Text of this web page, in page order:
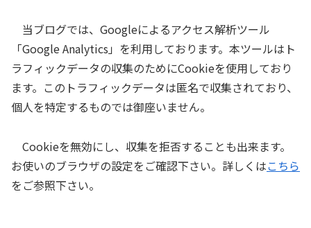
当ブログでは、Googleによるアクセス解析ツール
「Google Analytics」を利用しております。本ツールはト
ラフィックデータの収集のためにCookieを使用しており
ます。このトラフィックデータは匿名で収集されており、
個人を特定するものでは御座いません。
Cookieを無効にし、収集を拒否することも出来ます。
お使いのブラウザの設定をご確認下さい。詳しくはこちら
をご参照下さい。